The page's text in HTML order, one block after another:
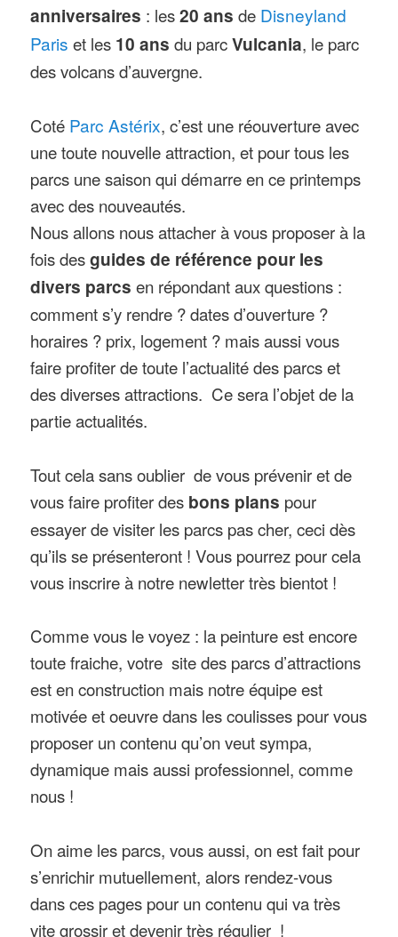
anniversaires : les20 ans de Disneyland
Paris et les 10 ans du parcVulcania, le parc
des volcans d’auvergne.
Coté Parc Astérix, c’est une réouverture avec
une toute nouvelle attraction, et pour tous les
parcs une saison qui démarre en ce printemps
avec des nouveautés.
Nous allons nous attacher à vous proposer à la
fois desguides de référence pour les
divers parcs en répondant aux questions :
comment s’y rendre ? dates d’ouverture ?
horaires ? prix, logement ? mais aussi vous
faire profiter de toute l’actualité des parcs et
des diverses attractions. Ce sera l’objet de la
partie actualités.
Tout cela sans oublier de vous prévenir et de
vous faire profiter des bons plans pour
essayer de visiter les parcs pas cher, ceci dès
qu’ils se présenteront ! Vous pourrez pour cela
vous inscrire à notre newletter très bientot !
Comme vous le voyez : la peinture est encore
toute fraiche, votre site des parcs d’attractions
est en construction mais notre équipe est
motivée et oeuvre dans les coulisses pour vous
proposer un contenu qu’on veut sympa,
dynamique mais aussi professionnel, comme
nous !
On aime les parcs, vous aussi, on est fait pour
s’enrichir mutuellement, alors rendez-vous
dans ces pages pour un contenu qui va très
vite grossir et devenir très régulier !